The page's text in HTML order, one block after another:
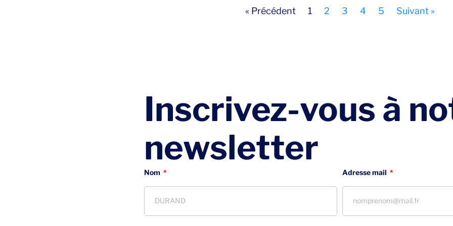
« Précédent 1 2 3 4 5 Suivant »
Inscrivez-vous à
newsletter
Nom Adresse mail